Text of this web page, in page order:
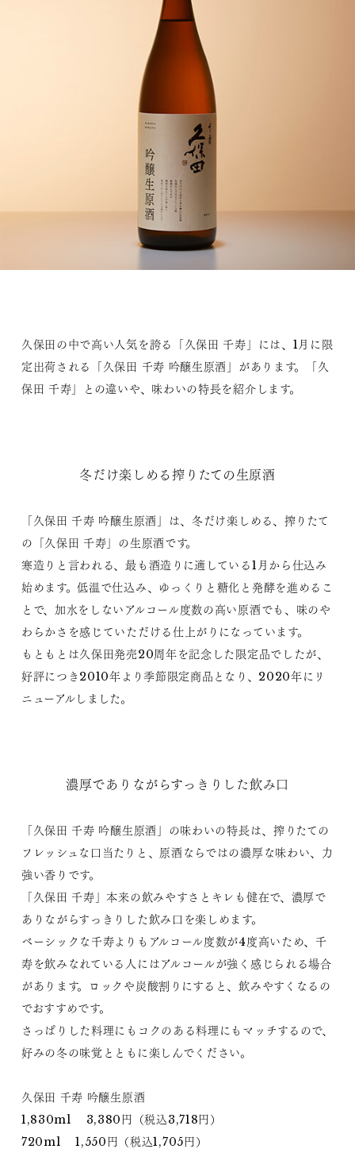
久保田の中で高い人気を誇る「久保田 千寿」には、1月に限
定出荷される「久保田 千寿 吟醸生原酒」があります。「久
保田 千寿」との違いや、味わいの特長を紹介します。
冬だけ楽しめる搾りたての生原酒
「久保田 千寿 吟醸生原酒」は、冬だけ楽しめる、搾りたて
の「久保田 千寿」の生原酒です。
寒造りと言われる、最も酒造りに適している1月から仕込み
始めます。低温で仕込み、ゆっくりと糖化と発酵を進めるこ
とで、加水をしないアルコール度数の高い原酒でも、味のや
わらかさを感じていただける仕上がりになっています。
もともとは久保田発売20周年を記念した限定品でしたが、
好評につき2010年より季節限定商品となり、2020年にリ
ニューアルしました。
濃厚でありながらすっきりした飲み口
「久保田 千寿 吟醸生原酒」の味わいの特長は、搾りたての
フレッシュな口当たりと、原酒ならではの濃厚な味わい、力
強い香りです。
「久保田 千寿」本来の飲みやすさとキレも健在で、濃厚で
ありながらすっきりした飲み口を楽しめます。
ベーシックな千寿よりもアルコール度数が4度高いため、千
寿を飲みなれている人にはアルコールが強く感じられる場合
があります。ロックや炭酸割りにすると、飲みやすくなるの
でおすすめです。
さっぱりした料理にもコクのある料理にもマッチするので、
好みの冬の味覚とともに楽しんでください。
久保田 千寿 吟醸生原酒
1,830ml 3,380円（税込3,718円）
720ml 1,550円（税込1,705円）